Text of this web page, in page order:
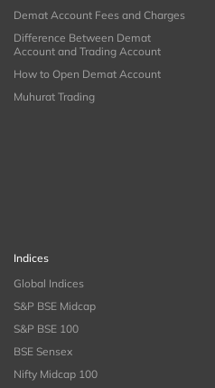
Demat Account Fees and Charges
Difference Between Demat
Account and Trading Account
How to Open Demat Account
Muhurat Trading
Indices
Global Indices
S&P BSE Midcap
S&P BSE 100
BSE Sensex
Nifty Midcap 100